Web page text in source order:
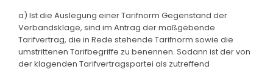
a) Ist die Auslegung einer Tarifnorm Gegenstand der
Verbandsklage, sind im Antrag der maßgebende
Tarifvertrag, die in Rede stehende Tarifnorm sowie die
umstrittenen Tarifbegriffe zu benennen. Sodann ist der von
der klagenden Tarifvertragspartei als zutreffend